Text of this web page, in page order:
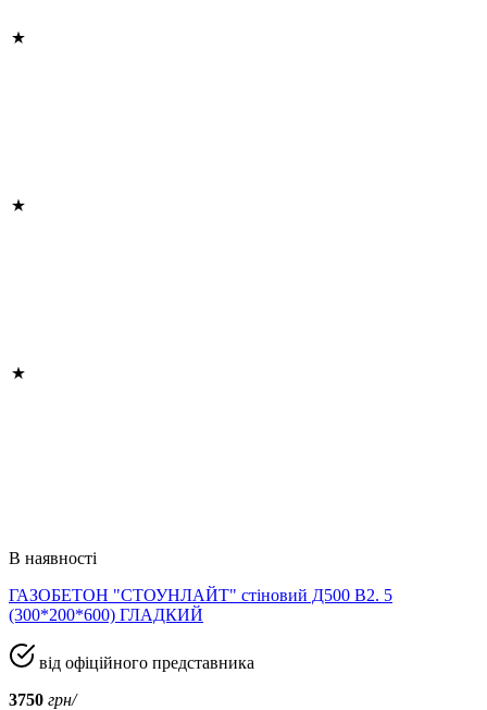
В наявності
ГАЗОБЕТОН "СТОУНЛАЙТ" стіновий Д500 В2. 5
(300*200*600) ГЛАДКИЙ
від офіційного представника
3750 грн/